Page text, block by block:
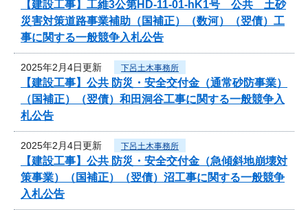
【建設工事】工維3公第HD-11-01-hK1号 公共 土砂
災害対策道路事業補助（国補正）（数河）（翌債）工
事に関する一般競争入札公告
2025年2月4日更新 下呂土木事務所
【建設工事】公共 防災・安全交付金（通常砂防事業）
（国補正）（翌債）和田洞谷工事に関する一般競争入
札公告
2025年2月4日更新 下呂土木事務所
【建設工事】公共 防災・安全交付金（急傾斜地崩壊対
策事業）（国補正）（翌債）沼工事に関する一般競争
入札公告